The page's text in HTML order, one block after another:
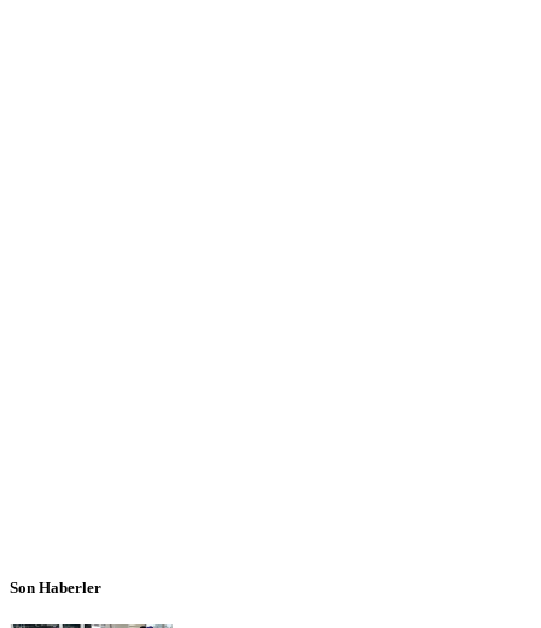
Son Haberler